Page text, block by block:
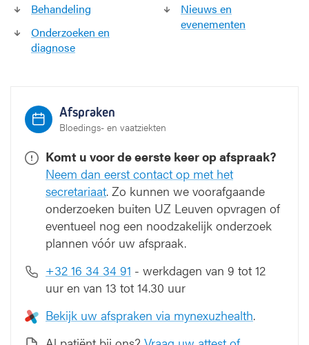
b
e
r
(
W
)
Behandeling
Onderzoeken en
diagnose
Nieuws en
evenementen
Afspraken
Bloedings- en vaatziekten
Komt u voor de eerste keer op afspraak?
Neem dan eerst contact op met het
secretariaat. Zo kunnen we voorafgaande
onderzoeken buiten UZ Leuven opvragen of
eventueel nog een noodzakelijk onderzoek
plannen vóór uw afspraak.
+32 16 34 34 91 - werkdagen van 9 tot 12
uur en van 13 tot 14.30 uur
Bekijk uw afspraken via mynexuzhealth.